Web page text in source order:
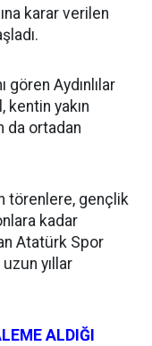
karar verilen
gören Aydınlılar
yakın
da ortadan
törenlere, gençlik
kadar
Atatürk Spor
uzun yıllar
ALDIĞI